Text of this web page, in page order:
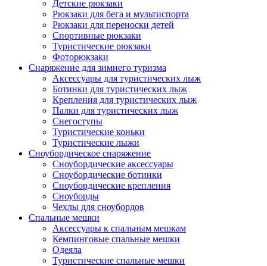
Детские рюкзаки
Рюкзаки для бега и мультиспорта
Рюкзаки для переноски детей
Спортивные рюкзаки
Туристические рюкзаки
Фоторюкзаки
Снаряжение для зимнего туризма
Аксессуары для туристических лыж
Ботинки для туристических лыж
Крепления для туристических лыж
Палки для туристических лыж
Снегоступы
Туристические коньки
Туристические лыжи
Сноубордическое снаряжение
Сноубордические аксессуары
Сноубордические ботинки
Сноубордические крепления
Сноуборды
Чехлы для сноубордов
Спальные мешки
Аксессуары к спальным мешкам
Кемпинговые спальные мешки
Одеяла
Туристические спальные мешки